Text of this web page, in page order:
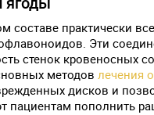
составе практически
Эти
стенок кровеносных
методов лечения
дисков и
пациентам пополнить